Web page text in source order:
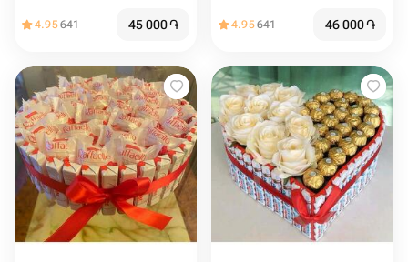
4.95641 45 000֏ 4.95641 46 000֏